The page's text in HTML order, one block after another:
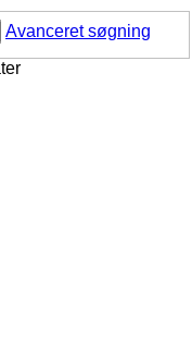
Avanceret søgning